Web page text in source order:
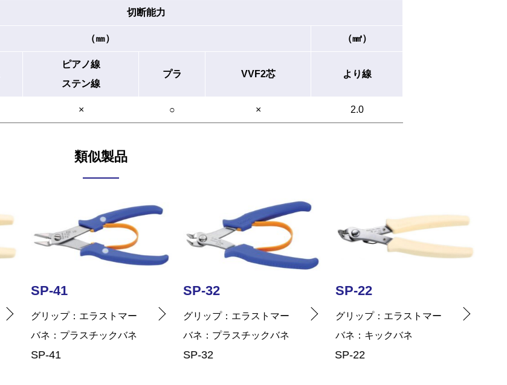
切断能力
（㎜） （㎟）
ピアノ線
ステン線
プラ VVF2芯 より線
× ○ × 2.0
類似製品
SP-32
グリップ
エラストマー
バネ
プラスチックバネ
SP-32
SP-22
グリップ
エラストマー
バネ
キックバネ
SP-22
SP-42
グリップ
エラストマー
バネ
プラスチックバネ
SP-42